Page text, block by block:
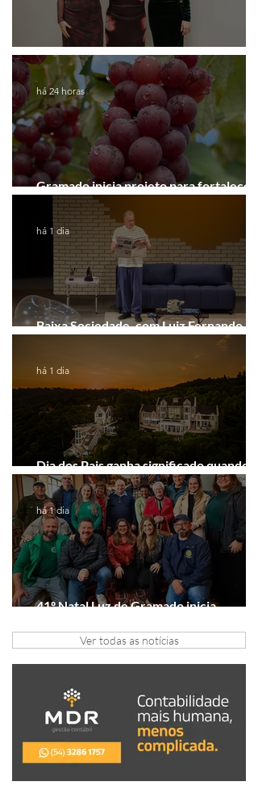
Coluna de Caxias
Gramado inicia projeto para fortalecer a
Rota do Vinho
há 24 horas
Baixa Sociedade, com Luiz Fernando
Guimarães, chega a Novo Hamburgo
há 1 dia
Dia dos Pais ganha significado quando o
presente é viver experiências juntos
há 1 dia
41º Natal Luz de Gramado inicia
há 1 dia
Ver todas as notícias